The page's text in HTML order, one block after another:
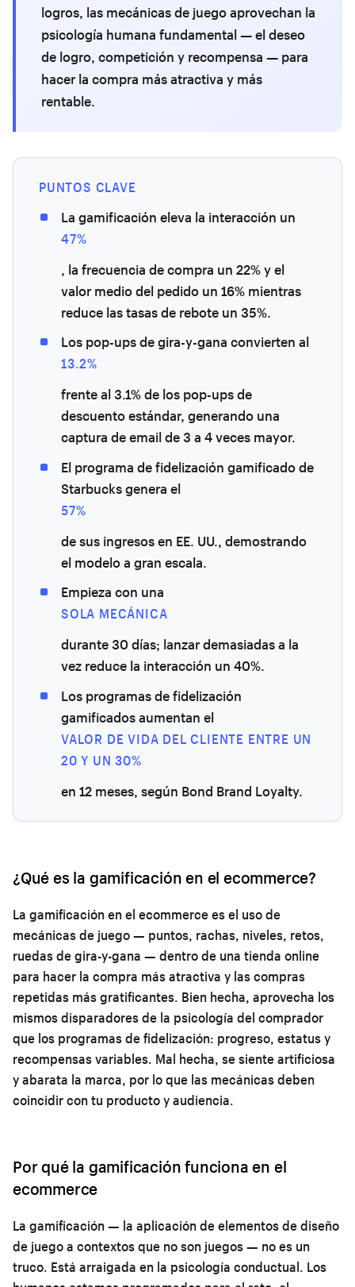
logros, las mecánicas de juego aprovechan la
psicología humana fundamental — el deseo
de logro, competición y recompensa — para
hacer la compra más atractiva y más
rentable.
PUNTOS CLAVE
La gamificación eleva la interacción un
47%
, la frecuencia de compra un 22% y el
valor medio del pedido un 16% mientras
reduce las tasas de rebote un 35%.
Los pop-ups de gira-y-gana convierten al
13.2%
frente al 3.1% de los pop-ups de
descuento estándar, generando una
captura de email de 3 a 4 veces mayor.
El programa de fidelización gamificado de
Starbucks genera el
57%
de sus ingresos en EE. UU., demostrando
el modelo a gran escala.
Empieza con una
SOLA MECÁNICA
durante 30 días; lanzar demasiadas a la
vez reduce la interacción un 40%.
Los programas de fidelización
gamificados aumentan el
VALOR DE VIDA DEL CLIENTE ENTRE UN
20 Y UN 30%
en 12 meses, según Bond Brand Loyalty.
¿Qué es la gamificación en el ecommerce?
La gamificación en el ecommerce es el uso de
mecánicas de juego — puntos, rachas, niveles, retos,
ruedas de gira-y-gana — dentro de una tienda online
para hacer la compra más atractiva y las compras
repetidas más gratificantes. Bien hecha, aprovecha los
mismosdisparadores de la psicología del comprador
que los programas de fidelización: progreso, estatus y
recompensas variables. Mal hecha, se siente artificiosa
y abarata la marca, por lo que las mecánicas deben
coincidir con tu producto y audiencia.
Por qué la gamificación funciona en el
ecommerce
La gamificación — la aplicación de elementos de diseño
de juego a contextos que no son juegos — no es un
truco. Está arraigada en la psicología conductual. Los